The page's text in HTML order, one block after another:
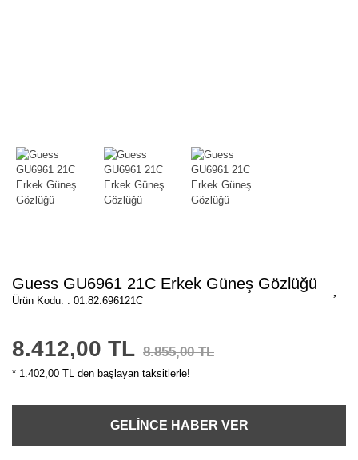
Guess GU6961 21C Erkek Güneş Gözlüğü
Ürün Kodu: : 01.82.696121C
8.412,00 TL 8.855,00 TL
* 1.402,00 TL den başlayan taksitlerle!
GELİNCE HABER VER